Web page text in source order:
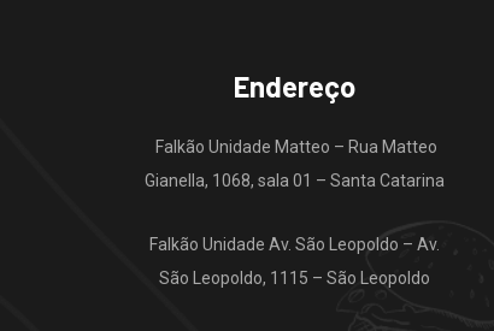
Endereço
Falkão Unidade Matteo – Rua Matteo
Gianella, 1068, sala 01 – Santa Catarina
Falkão Unidade Av. São Leopoldo – Av.
São Leopoldo, 1115 – São Leopoldo